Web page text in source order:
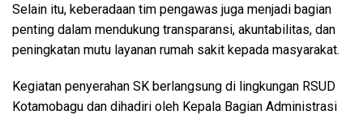
Selain itu, keberadaan tim pengawas juga menjadi bagian
penting dalam mendukung transparansi, akuntabilitas, dan
peningkatan mutu layanan rumah sakit kepada masyarakat.
Kegiatan penyerahan SK berlangsung di lingkungan RSUD
Kotamobagu dan dihadiri oleh Kepala Bagian Administrasi